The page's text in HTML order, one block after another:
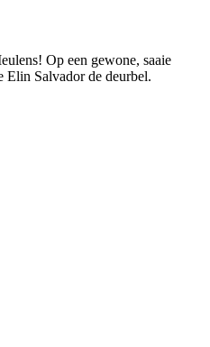
Op een gewone, saaie
Elin Salvador de deurbel.